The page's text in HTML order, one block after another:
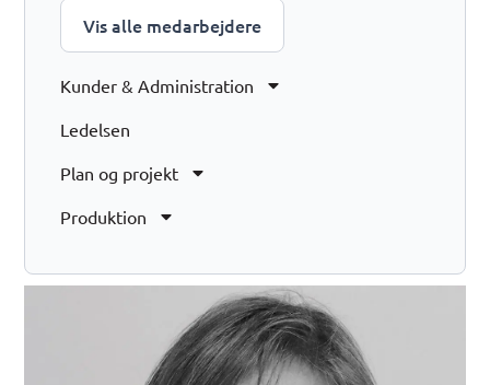
Vis alle medarbejdere
Kunder & Administration
Ledelsen
Plan og projekt
Produktion